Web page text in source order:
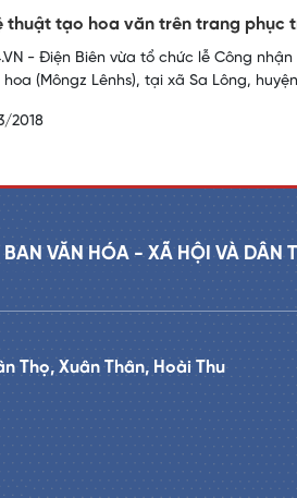
thuật tạo hoa văn trên trang phục
- Điện Biên vừa tổ chức lễ Công
hoa (Môngz Lênhs), tại xã Sa Lông,
2018
VĂN HÓA - XÃ HỘI VÀ DÂN
Thọ, Xuân Thân, Hoài Thu